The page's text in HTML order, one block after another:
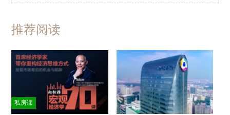
推荐阅读
私房课